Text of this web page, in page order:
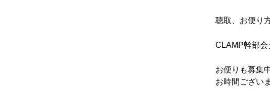
聴取、お便り
CLAMP幹部会
お便りも募集
お時間ござい